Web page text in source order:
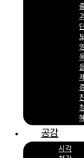
공감
시각